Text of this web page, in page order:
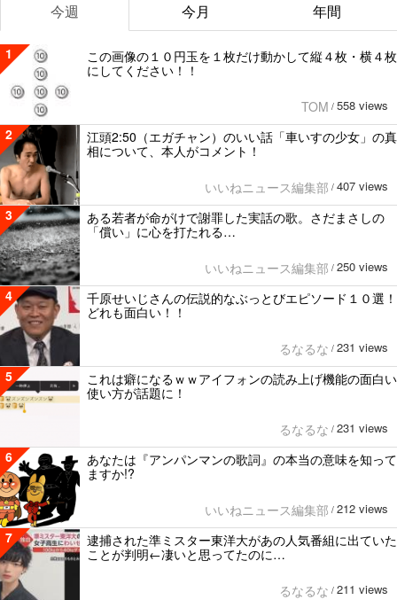
今週 今月 年間
1
この画像の１０円玉を１枚だけ動かして縦４枚・横４枚
にしてください！！
TOM / 558 views
2
江頭2:50（エガチャン）のいい話「車いすの少女」の真
相について、本人がコメント！
いいねニュース編集部 / 407 views
3
ある若者が命がけで謝罪した実話の歌。さだまさしの
「償い」に心を打たれる…
いいねニュース編集部 / 250 views
4
千原せいじさんの伝説的なぶっとびエピソード１０選！
どれも面白い！！
るなるな / 231 views
5
これは癖になるｗｗアイフォンの読み上げ機能の面白い
使い方が話題に！
るなるな / 231 views
6
あなたは『アンパンマンの歌詞』の本当の意味を知って
ますか!?
いいねニュース編集部 / 212 views
7
逮捕された準ミスター東洋大があの人気番組に出ていた
ことが判明←凄いと思ってたのに…
るなるな / 211 views